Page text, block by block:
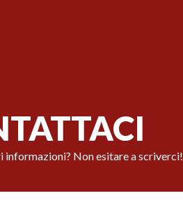
informazioni? Non esitare a scriverci!